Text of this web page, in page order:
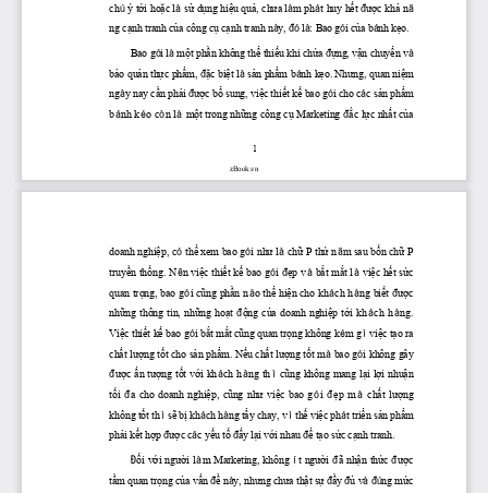
1
chú ý tới hoặc là sử dụng hiệu quả, chưa làm phát huy hết được khả nă
ng cạnh tranh của công cụ cạnh tranh này, đó là: Bao gói của bánh kẹo.
Bao gói là một phần không thể thiếu khi chứa đựng, vận chuyển và
bảo quản thực phẩm, đặc biệt làsản phẩm bánh kẹo. Nhưng, quan niệm
ngày nay cần phải được bổ sung, việc thiết kế bao gói cho các sản phẩm
bánh kéo còn là một trong những công cụ Marketing đắc lực nhất của
zBook.vn
doanh nghiệp, có thể xem bao gói như là chữ P thứ năm sau bốn chữ P
truyền thống. Nên việc thiết kế bao gói đẹp và bắt mắt là việc hết sức
quan trọng, bao gói cũng phần nào thể hiện cho khách hàng biết được
những
  thông  tin,
những hoạt động của
  doanh
nghiệp tới
  kh
á ch  hà ng.
Việc thiết kế bao gói bắt mắt cũng quan trọng không kém gì việc tạo ra
chất lượng tốt cho sản phẩm. Nếu chất lượng tốt mà bao gói không gây
được ấn tượng tốt với khách hàng thì cũng không mang lại lợi nhuận
tối đ a  cho  doanh nghiệp, cũng như việc
  bao  g
ó i đẹp
  m
à chất lượng
không tốt thì sẽ bị khách hàng tẩy chay, vì thế việc phát triển sản phẩm
phải kết hợp được các yếu tố đấy lại với nhau đểtạo sức cạnh tranh.
Đối với người làm Marketing, không ít người đã nhận thức được
tầm quan trọng của vấn đề này, nhưng chưa thật sự đầy đủ và đúng mức